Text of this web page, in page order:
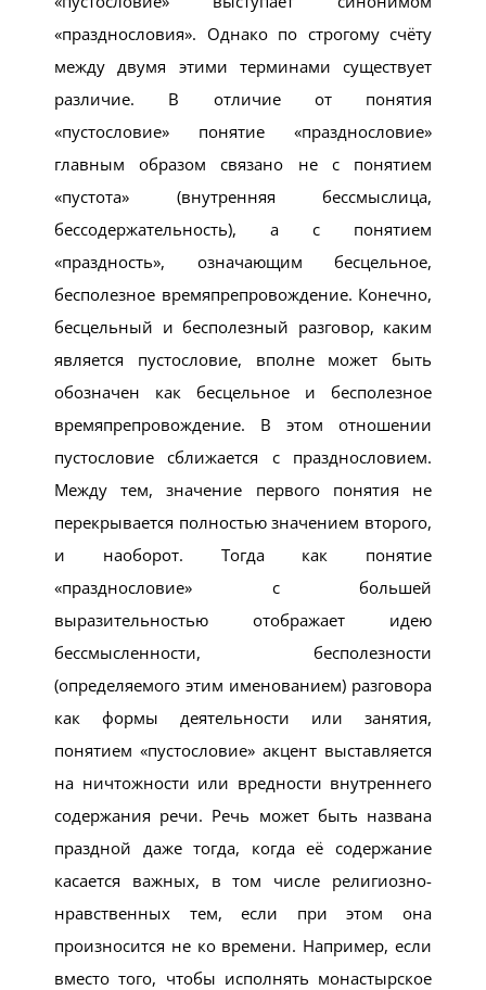
«празднословия». Однако по строгому счёту
между двумя этими терминами существует
различие. В отличие от понятия
«пустословие» понятие «празднословие»
главным образом связано не с понятием
«пустота» (внутренняя бессмыслица,
бессодержательность), а с понятием
«праздность», означающим бесцельное,
бесполезное времяпрепровождение. Конечно,
бесцельный и бесполезный разговор, каким
является пустословие, вполне может быть
обозначен как бесцельное и бесполезное
времяпрепровождение. В этом отношении
пустословие сближается с празднословием.
Между тем, значение первого понятия не
перекрывается полностью значением второго,
и наоборот. Тогда как понятие
«празднословие» с большей
выразительностью отображает идею
бессмысленности, бесполезности
(определяемого этим именованием) разговора
как формы деятельности или занятия,
понятием «пустословие» акцент выставляется
на ничтожности или вредности внутреннего
содержания речи. Речь может быть названа
праздной даже тогда, когда её содержание
касается важных, в том числе религиозно-
нравственных тем, если при этом она
произносится не ко времени. Например, если
вместо того, чтобы исполнять монастырское